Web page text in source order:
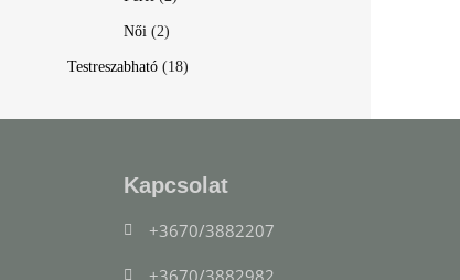
Női (2)
Testreszabható (18)
Kapcsolat
+3670/3882207
+3670/3882982